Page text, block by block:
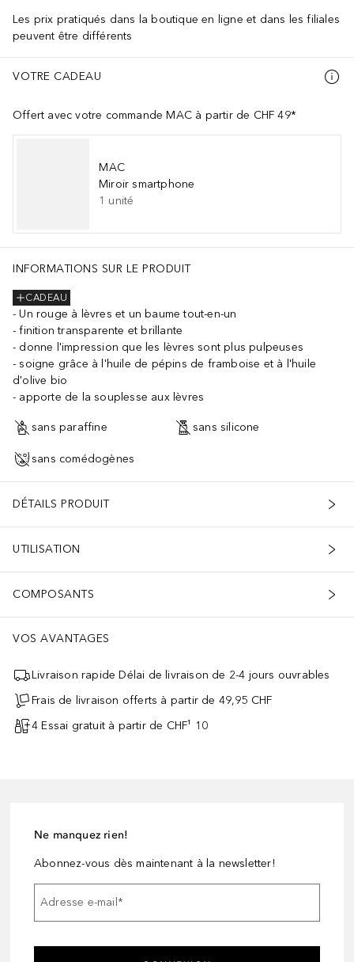
Les prix pratiqués dans la boutique en ligne et dans les filiales
peuvent être différents
VOTRE CADEAU
Offert avec votre commande MAC à partir de CHF 49*
MAC
Miroir smartphone
1 unité
INFORMATIONS SUR LE PRODUIT
CADEAU
Un rouge à lèvres et un baume tout-en-un
finition transparente et brillante
donne l'impression que les lèvres sont plus pulpeuses
soigne grâce à l'huile de pépins de framboise et à l'huile
d'olive bio
apporte de la souplesse aux lèvres
sans paraffine sans silicone
sans comédogènes
DÉTAILS PRODUIT
UTILISATION
COMPOSANTS
VOS AVANTAGES
Livraison rapide Délai de livraison de 2-4 jours ouvrables
Frais de livraison offerts à partir de 49,95 CHF
4 Essai gratuit à partir de CHF¹ 10
Ne manquez rien!
Abonnez-vous dès maintenant à la newsletter!
Adresse e-mail*